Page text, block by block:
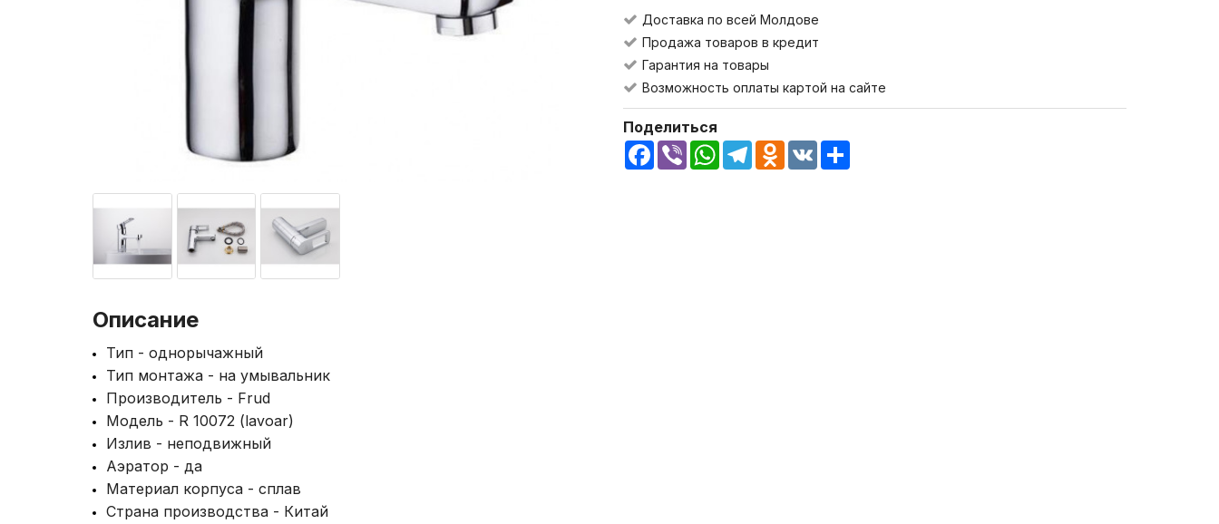
Описание
Тип - однорычажный
Тип монтажа - на умывальник
Производитель - Frud
Модель - R 10072 (lavoar)
Излив - неподвижный
Аэратор - да
Материал корпуса - сплав
Страна производства - Китай
Доставка по всей Молдове
Продажа товаров в кредит
Гарантия на товары
Возможность оплаты картой на сайте
Поделиться
Facebook
Viber WhatsApp
TelegramOdnoklassniki
VK